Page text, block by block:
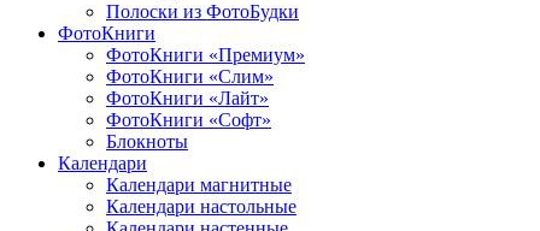
Полоски из ФотоБудки
ФотоКниги
ФотоКниги «Премиум»
ФотоКниги «Слим»
ФотоКниги «Лайт»
ФотоКниги «Софт»
Блокноты
Календари
Календари магнитные
Календари настольные